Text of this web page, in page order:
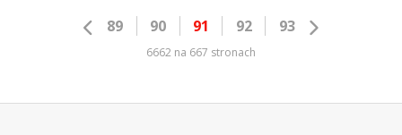
89 90 91 92 93
6662 na 667 stronach